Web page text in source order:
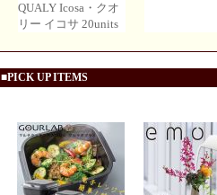
QUALY Icosa・クオ
リー イコサ 20units
■PICK UP ITEMS